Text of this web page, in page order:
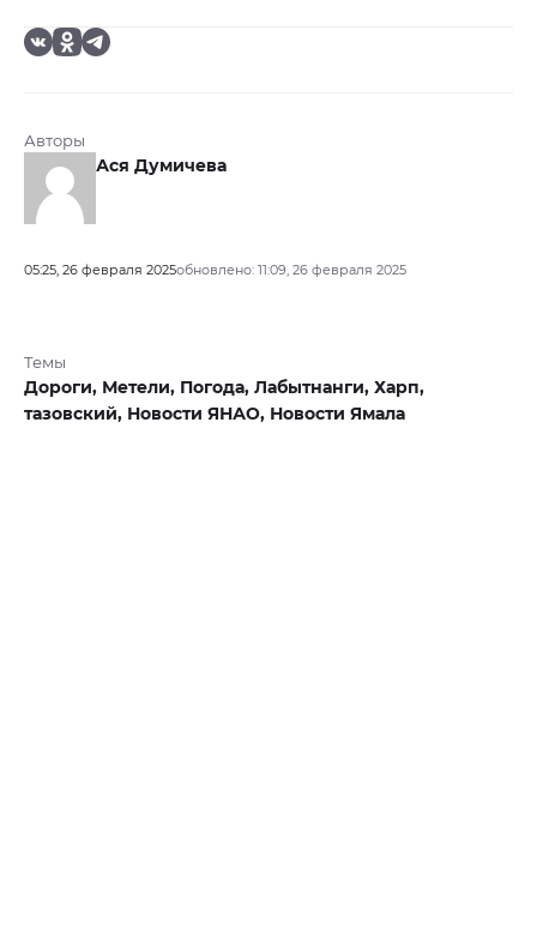
Авторы
Ася Думичева
05:25, 26 февраля 2025обновлено: 11:09, 26 февраля 2025
Темы
Дороги, Метели, Погода, Лабытнанги, Харп,
тазовский, Новости ЯНАО, Новости Ямала